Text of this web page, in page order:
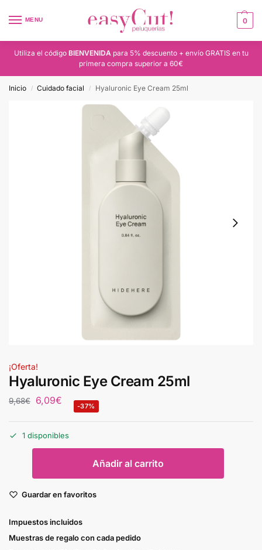
MENU 0
Utiliza el código BIENVENIDApara 5% descuento + envío GRATIS en tu
primera compra superior a 60€
Inicio / Cuidado facial / Hyaluronic Eye Cream 25ml
¡Oferta!
Hyaluronic Eye Cream 25ml
9,68€ 6,09€ -37%
1 disponibles
Añadir al carrito
Guardar en favoritos
Impuestos incluidos
Muestras de regalo con cada pedido